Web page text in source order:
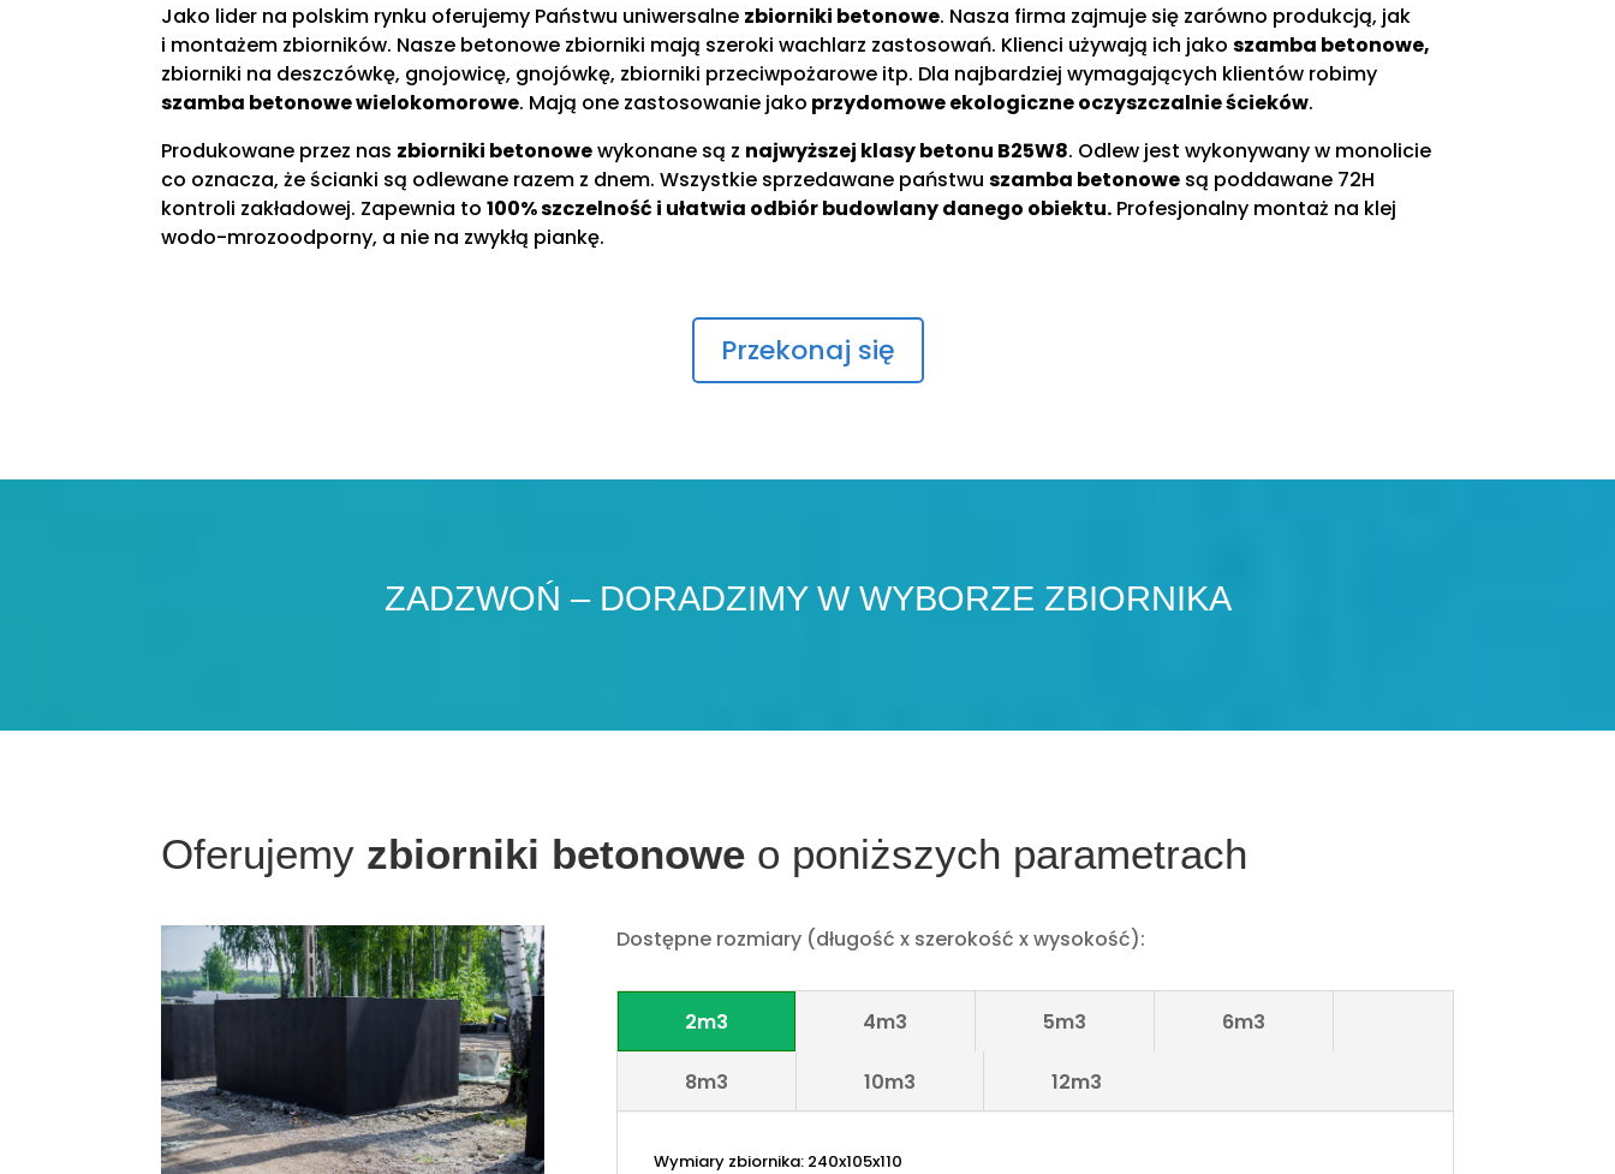
Jako lider na polskim rynku oferujemy Państwu uniwersalne zbiorniki betonowe. Nasza firma zajmuje się zarówno produkcją, jak
i montażem zbiorników. Nasze betonowe zbiorniki mają szeroki wachlarz zastosowań. Klienci używają ich jakoszamba betonowe,
zbiorniki na deszczówkę, gnojowicę, gnojówkę, zbiorniki przeciwpożarowe itp. Dla najbardziej wymagających klientów robimy
szamba betonowe wielokomorowe. Mają one zastosowanie jako przydomowe ekologiczne oczyszczalnie ścieków.
Produkowane przez nas zbiorniki betonowewykonane są z najwyższej klasy betonu B25W8. Odlew jest wykonywany w monolicie
co oznacza, że ścianki są odlewane razem z dnem. Wszystkie sprzedawane państwuszamba betonowe są poddawane 72H
kontroli zakładowej. Zapewnia to100% szczelność i ułatwia odbiór budowlany danego obiektu. Profesjonalny montaż na klej
wodo-mrozoodporny, a nie na zwykłą piankę.
Przekonaj się
ZADZWOŃ – DORADZIMY W WYBORZE ZBIORNIKA
Oferujemy zbiorniki betonowe o poniższych parametrach
Dostępne rozmiary (długość x szerokość x wysokość):
2m3 4m3 5m3 6m3
8m3 10m3 12m3
Wymiary zbiornika: 240x105x110